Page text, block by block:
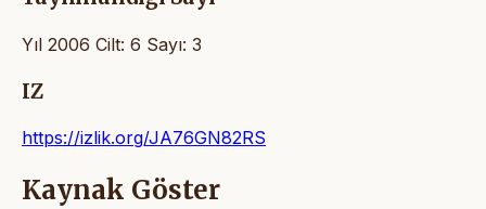
Yıl 2006 Cilt: 6 Sayı: 3
IZ
https://izlik.org/JA76GN82RS
Kaynak Göster